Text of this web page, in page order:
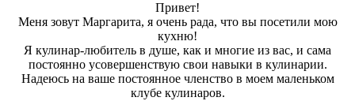
Привет!
Меня зовут Маргарита, я очень рада, что вы посетили мою
кухню!
Я кулинар-любитель в душе, как и многие из вас, и сама
постоянно усовершенствую свои навыки в кулинарии.
Надеюсь на ваше постоянное членство в моем маленьком
клубе кулинаров.